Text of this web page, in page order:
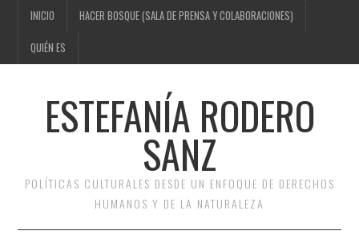
INICIO HACER BOSQUE (SALA DE PRENSA Y COLABORACIONES)
QUIÉN ES
ESTEFANÍA RODERO
SANZ
POLÍTICAS CULTURALES DESDE UN ENFOQUE DE DERECHOS
HUMANOS Y DE LA NATURALEZA